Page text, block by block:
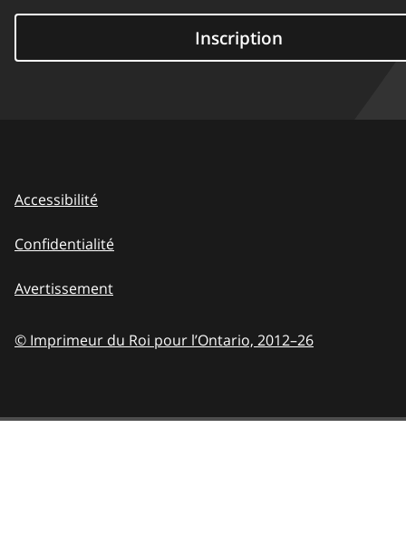
Inscription
Accessibilité
Confidentialité
Avertissement
© Imprimeur du Roi pour l’Ontario, 2012–26